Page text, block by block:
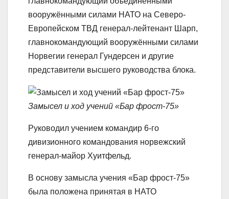
вооружёнными силами НАТО на Северо-
Европейском ТВД генерал-лейтенант Шарп,
главнокомандующий вооружёнными силами
Норвегии генерал Гундерсен и другие
представители высшего руководства блока.
Замысел и ход учений «Бар фрост-75»
Руководил учением командир 6-го
дивизионного командования норвежский
генерал-майор Хуитфельд.
В основу замысла учения «Бар фрост-75»
была положена принятая в НАТО